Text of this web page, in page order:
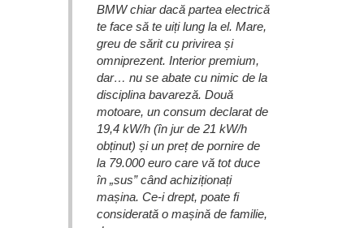
BMW chiar dacă partea electrică
te face să te uiți lung la el. Mare,
greu de sărit cu privirea și
omniprezent. Interior premium,
dar… nu se abate cu nimic de la
disciplina bavareză. Două
motoare, un consum declarat de
19,4 kW/h (în jur de 21 kW/h
obținut) și un preț de pornire de
la 79.000 euro care vă tot duce
în „sus” când achiziționați
mașina. Ce-i drept, poate fi
considerată o mașină de familie,